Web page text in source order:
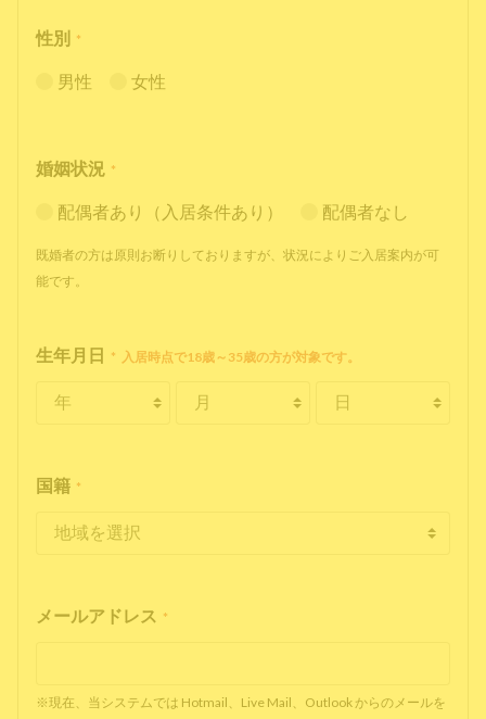
性別 *
男性 女性
婚姻状況 *
配偶者あり（入居条件あり） 配偶者なし
既婚者の方は原則お断りしておりますが、状況によりご入居案内が可
能です。
生年月日 * 入居時点で18歳～35歳の方が対象です。
国籍 *
メールアドレス *
※現在、当システムでは Hotmail、Live Mail、Outlook からのメールを